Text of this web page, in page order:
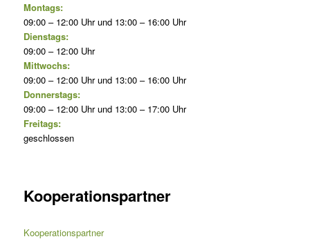
Montags:
09:00 – 12:00 Uhr und 13:00 – 16:00 Uhr
Dienstags:
09:00 – 12:00 Uhr
Mittwochs:
09:00 – 12:00 Uhr und 13:00 – 16:00 Uhr
Donnerstags:
09:00 – 12:00 Uhr und 13:00 – 17:00 Uhr
Freitags:
geschlossen
Kooperationspartner
Kooperationspartner